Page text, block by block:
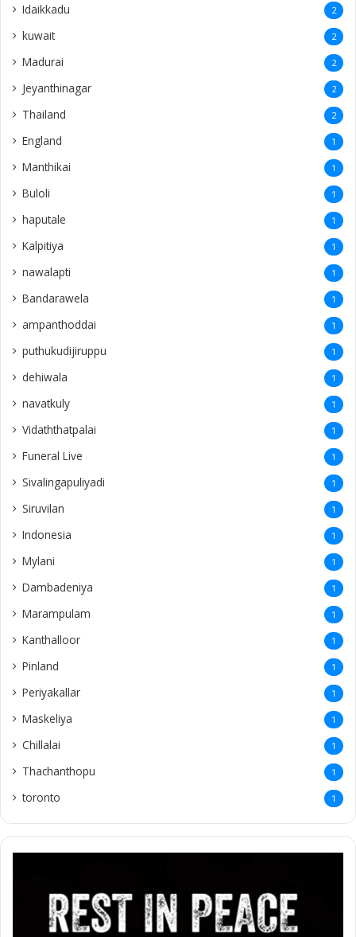
Idaikkadu 2
kuwait 2
Madurai 2
Jeyanthinagar 2
Thailand 2
England 1
Manthikai 1
Buloli 1
haputale 1
Kalpitiya 1
nawalapti 1
Bandarawela 1
ampanthoddai 1
puthukudijiruppu 1
dehiwala 1
navatkuly 1
Vidaththatpalai 1
Funeral Live 1
Sivalingapuliyadi 1
Siruvilan 1
Indonesia 1
Mylani 1
Dambadeniya 1
Marampulam 1
Kanthalloor 1
Pinland 1
Periyakallar 1
Maskeliya 1
Chillalai 1
Thachanthopu 1
toronto 1